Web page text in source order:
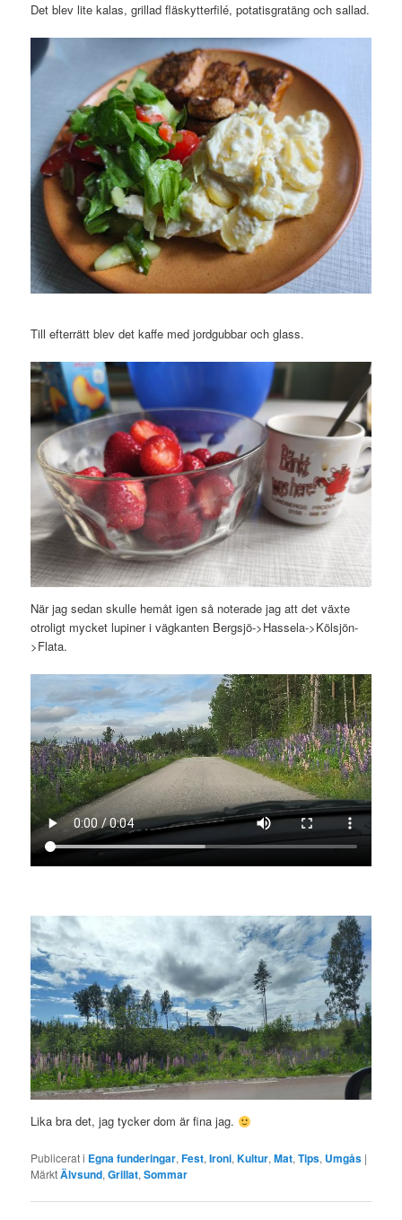
Det blev lite kalas, grillad fläskytterfilé, potatisgratäng och sallad.
Till efterrätt blev det kaffe med jordgubbar och glass.
När jag sedan skulle hemåt igen så noterade jag att det växte
otroligt mycket lupiner i vägkanten Bergsjö->Hassela->Kölsjön-
>Flata.
Lika bra det, jag tycker dom är fina jag.
Publicerat i Egna funderingar,Fest,Ironi,Kultur,Mat,Tips, Umgås |
MärktÄlvsund,Grillat,Sommar